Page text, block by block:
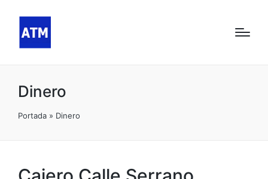
Dinero
Portada » Dinero